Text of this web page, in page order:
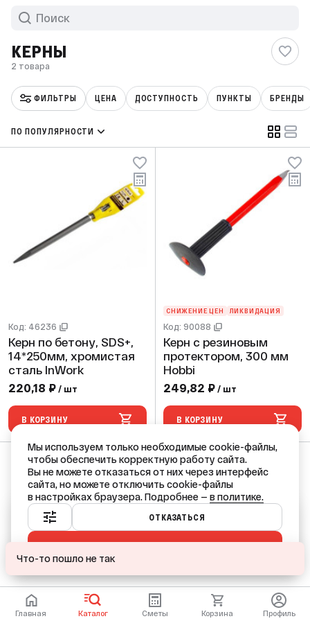
КЕРНЫ
2 товара
ФИЛЬТРЫ ЦЕНА ДОСТУПНОСТЬ ПУНКТЫ БРЕНДЫ
ПО ПОПУЛЯРНОСТИ
Код: 46236
Керн по бетону, SDS+,
14*250мм, хромистая
сталь InWork
220,18 ₽ / шт
В КОРЗИНУ
СНИЖЕНИЕ ЦЕН ЛИКВИДАЦИЯ
Код: 90088
Керн с резиновым
протектором, 300 мм
Hobbi
249,82 ₽ / шт
В КОРЗИНУ
Ваш город — Краснодар?
Мы используем только необходимые cookie-файлы,
чтобы обеспечить корректную работу сайта.
Вы не можете отказаться от них через интерфейс
сайта, но можете отключить cookie-файлы
в настройках браузера. Подробнее — в политике.
ОТКАЗАТЬСЯ
ПРИНЯТЬ ВСЕ
Что-то пошло не так
Главная Каталог Сметы Корзина Профиль